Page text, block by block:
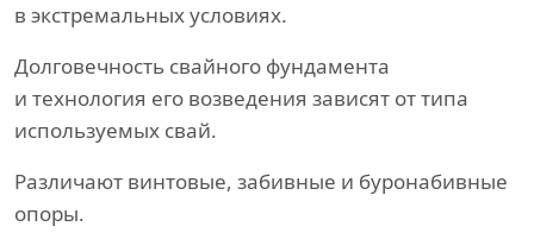
в экстремальных условиях.
Долговечность свайного фундамента
и технология его возведения зависят от типа
используемых свай.
Различают винтовые, забивные и буронабивные
опоры.